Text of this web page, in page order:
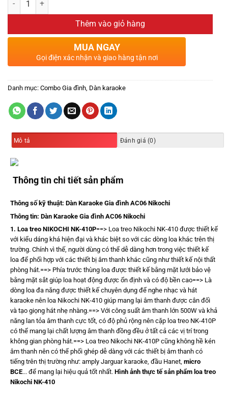
Thêm vào giỏ hàng
MUA NGAY
Gọi điện xác nhận và giao hàng tận nơi
Danh mục: Combo Gia đình, Dàn karaoke
Mô tả Đánh giá (0)
Thông tin chi tiết sản phẩm
Thông số kỹ thuật: Dàn Karaoke Gia đình AC06 Nikochi
Thông tin: Dàn Karaoke Gia đình AC06 Nikochi
1. Loa treo NIKOCHI NK-410P==> Loa treo Nikochi NK-410 được thiết kế
với kiểu dáng khá hiện đại và khác biệt so với các dòng loa khác trên thị
trường. Chính vì thế, người dùng có thể dễ dàng hơn trong việc thiết kế
loa để phối hợp với các thiết bị âm thanh khác cũng như thiết kế nội thất
phòng hát.==> Phía trước thùng loa được thiết kế bằng mặt lưới bảo vệ
bằng mặt sắt giúp loa hoạt động được ổn định và có độ bền cao==> Là
dòng loa đa năng được thiết kế chuyên dụng để nghe nhạc và hát
karaoke nên loa Nikochi NK-410 giúp mang lại âm thanh được cân đối
và tạo giọng hát nhẹ nhàng.==> Với công suất âm thanh lớn 500W và khả
năng lan tỏa âm thanh cực tốt, có độ phủ rộng nên cặp loa treo NK-410P
có thể mang lại chất lượng âm thanh đồng đều ở tất cả các vị trí trong
không gian phòng hát.==> Loa treo Nikochi NK-410P cũng không hề kén
âm thanh nên có thể phối ghép dễ dàng với các thiết bị âm thanh có
tiếng trên thị trường như: amply Jarguar karaoke, đầu Hanet, micro
BCE... để mang lại hiệu quả tốt nhất. Hình ảnh thực tế sản phẩm loa treo
Nikochi NK-410